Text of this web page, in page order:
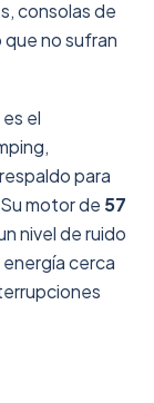
consolas de
no sufran
el
para
motor de 57
nivel de ruido
cerca